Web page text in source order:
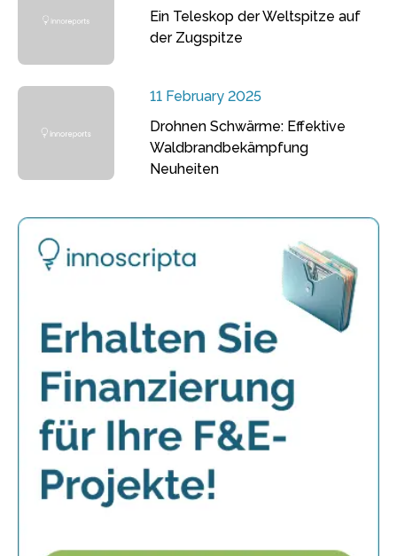
Ein Teleskop der Weltspitze auf
der Zugspitze
11 February 2025
Drohnen Schwärme: Effektive
Waldbrandbekämpfung
Neuheiten